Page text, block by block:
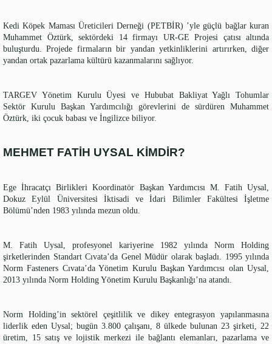
Kedi Köpek Maması Üreticileri Derneği (PETBİR) ’yle güçlü bağlar kuran
Muhammet Öztürk, sektördeki 14 firmayı UR-GE Projesi çatısı altında
buluşturdu. Projede firmaların bir yandan yetkinliklerini artırırken, diğer
yandan ortak pazarlama kültürü kazanmalarını sağlıyor.
TARGEV Yönetim Kurulu Üyesi ve Hububat Bakliyat Yağlı Tohumlar
Sektör Kurulu Başkan Yardımcılığı görevlerini de sürdüren Muhammet
Öztürk, iki çocuk babası ve İngilizce biliyor.
MEHMET FATİH UYSAL KİMDİR?
Ege İhracatçı Birlikleri Koordinatör Başkan Yardımcısı M. Fatih Uysal,
Dokuz Eylül Üniversitesi İktisadi ve İdari Bilimler Fakültesi İşletme
Bölümü’nden 1983 yılında mezun oldu.
M. Fatih Uysal, profesyonel kariyerine 1982 yılında Norm Holding
şirketlerinden Standart Cıvata’da Genel Müdür olarak başladı. 1995 yılında
Norm Fasteners Cıvata’da Yönetim Kurulu Başkan Yardımcısı olan Uysal,
2013 yılında Norm Holding Yönetim Kurulu Başkanlığı’na atandı.
Norm Holding’in sektörel çeşitlilik ve dikey entegrasyon yapılanmasına
liderlik eden Uysal; bugün 3.800 çalışanı, 8 ülkede bulunan 23 şirketi, 22
üretim, 15 satış ve lojistik merkezi ile bağlantı elemanları, pazarlama ve